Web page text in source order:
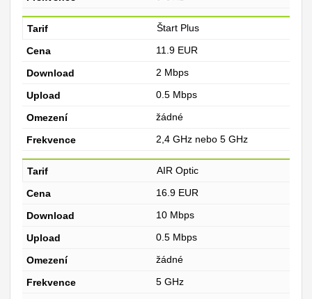
Štart Plus
11.9 EUR
2 Mbps
0.5 Mbps
žádné
2,4 GHz nebo 5 GHz
AIR Optic
16.9 EUR
10 Mbps
0.5 Mbps
žádné
5 GHz